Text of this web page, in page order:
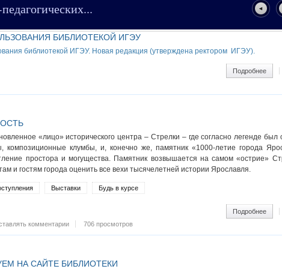
БИБЛИОТЕКОЙ ИГЭУ
библиотекой ИГЭУ. Новая редакция (утверждена ректором ИГЭУ).
Подробнее о
«лицо» исторического центра – Стрелки – где согласно легенде был
композиционные клумбы, и, конечно же, памятник «1000-летие города
простора и могущества. Памятник возвышается на самом «острие»
и гостям города оценить все вехи тысячелетней истории Ярославля.
Выставки Будь в курсе
Подробнее
комментарии 706 просмотров
НА САЙТЕ БИБЛИОТЕКИ